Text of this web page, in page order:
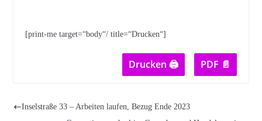
[print-me target=“body“/ title=“Drucken“]
Drucken 🖨 PDF 📄
Inselstraße 33 – Arbeiten laufen, Bezug Ende 2023